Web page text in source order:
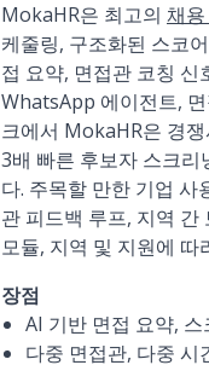
MokaHR은 최고의 채
케줄링, 구조화된 스코
접 요약, 면접관 코칭
WhatsApp 에이전트,
크에서 MokaHR은 경
3배 빠른 후보자 스크리
다. 주목할 만한 기업 사
관 피드백 루프, 지역
모듈, 지역 및 지원에
장점
AI 기반 면접 요약,
다중 면접관, 다중